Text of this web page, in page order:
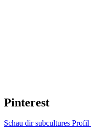
Pinterest
Schau dir subcultures Profil